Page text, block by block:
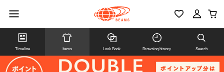
Timeline Items Look Book Browsing history Search